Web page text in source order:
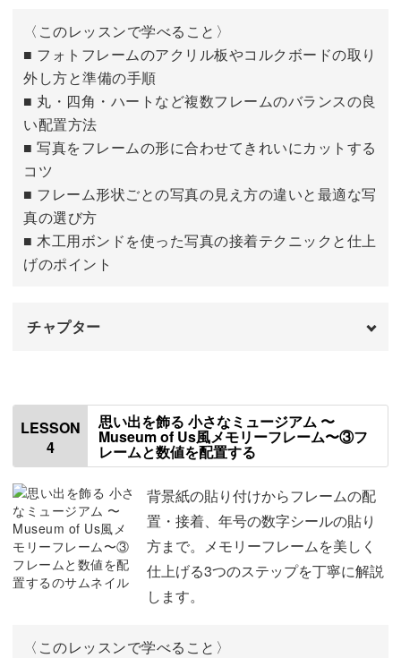
ふとした瞬間に思い出が目に入り、気持ちまでほっと温か
くなるはずです。
旅行先で集めた小さなウエディングの思い出や、お子さん
の成長記録、さらにはペットとの日常など。
テーマを変えて、新しいギャラリーをシリーズとして増や
していくことも可能です♪
ギフトにもおすすめ！
この講座を通して、写真を眺めて楽しむ時間をぜひ味わっ
〈このレッスンで学べること〉
■ フォトフレームのアクリル板やコルクボードの取り
外し方と準備の手順
■ 丸・四角・ハートなど複数フレームのバランスの良
い配置方法
■ 写真をフレームの形に合わせてきれいにカットする
コツ
■ フレーム形状ごとの写真の見え方の違いと最適な写
真の選び方
■ 木工用ボンドを使った写真の接着テクニックと仕上
げのポイント
チャプター
フレームを準備する
額縁の配置を決める
写真をカットする 03:40
フレームに写真を接着する 10:03
LESSON
4
思い出を飾る 小さなミュージアム 〜
Museum of Us風メモリーフレーム〜③フ
レームと数値を配置する
背景紙の貼り付けからフレームの配
置・接着、年号の数字シールの貼り
方まで。メモリーフレームを美しく
仕上げる3つのステップを丁寧に解説
します。
〈このレッスンで学べること〉